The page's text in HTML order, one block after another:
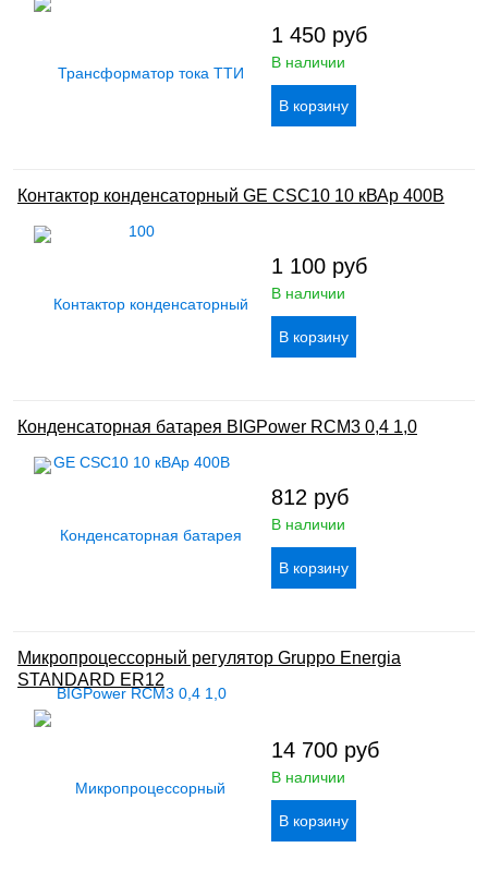
1 450 руб
В наличии
Контактор конденсаторный GE CSC10 10 кВАр 400В
1 100 руб
В наличии
Конденсаторная батарея BIGPower RCM3 0,4 1,0
812 руб
В наличии
Микропроцессорный регулятор Gruppo Energia
STANDARD ER12
14 700 руб
В наличии